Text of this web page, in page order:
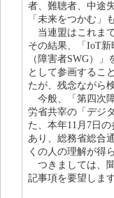
者、難聴者、中途
「未来をつかむ」
当連盟はこれま
その結果、「IoT
（障害者SWG）
として参画するこ
たが、残念ながら
今般、「第四次
労省共宰の「デジ
た、本年11月7日
あり、総務省総合
くの人の理解が得
つきましては、
記事項を要望します